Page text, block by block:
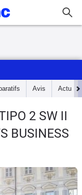
Avis Actu
2 SW II
BUSINESS